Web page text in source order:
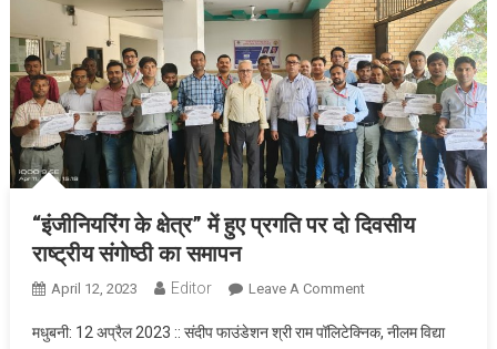
“इंजीनियरिंग के क्षेत्र” में हुए प्रगति पर दो दिवसीय
राष्ट्रीय संगोष्ठी का समापन
April 12, 2023 Editor Leave A CommentOn “इंजीनियरिंग के
दो दिवसीय राष्ट्रीय
मधुबनी: 12 अप्रैल 2023 :: संदीप फाउंडेशन श्री राम पॉलिटेक्निक, नीलम विद्या